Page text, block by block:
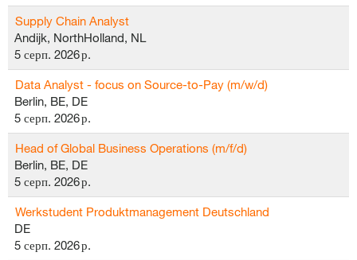
Supply Chain Analyst
Andijk, NorthHolland, NL
5 серп. 2026 р.
Data Analyst - focus on Source-to-Pay (m/w/d)
Berlin, BE, DE
5 серп. 2026 р.
Head of Global Business Operations (m/f/d)
Berlin, BE, DE
5 серп. 2026 р.
Werkstudent Produktmanagement Deutschland
DE
5 серп. 2026 р.